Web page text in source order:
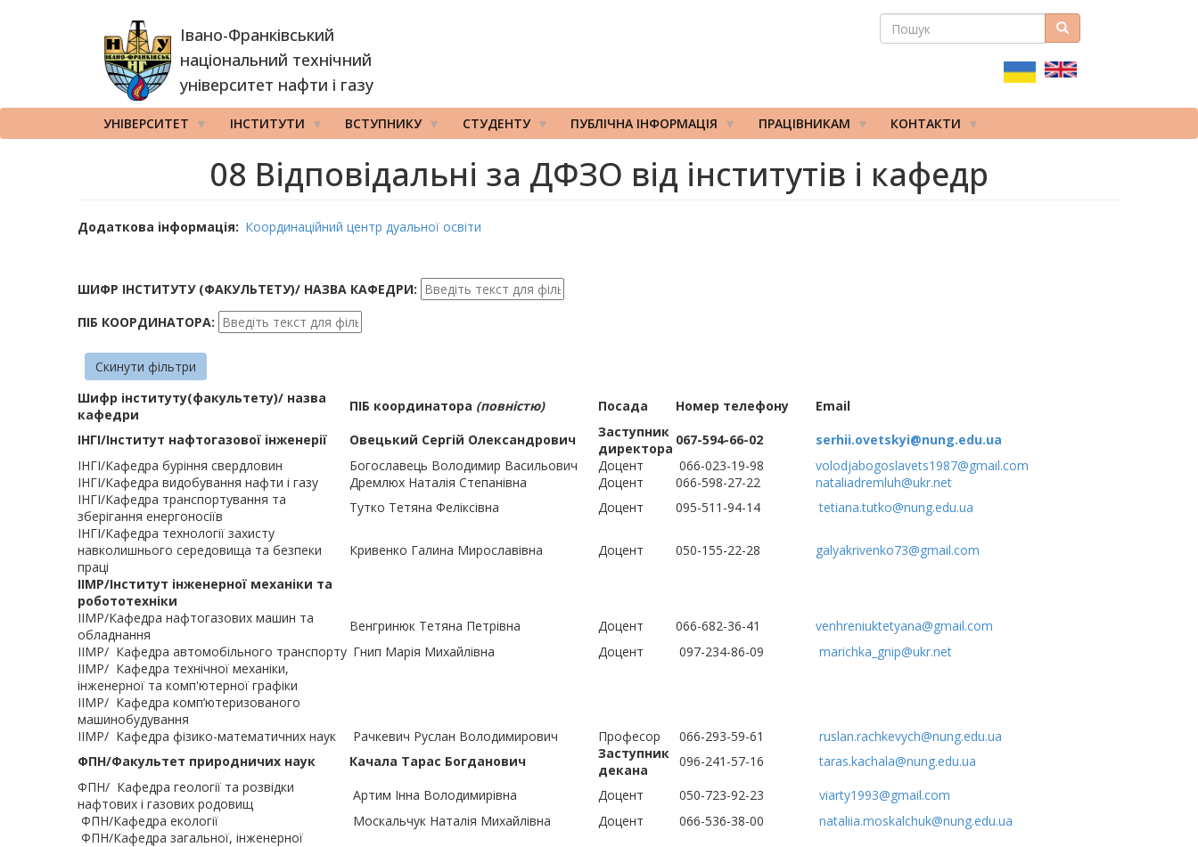
Івано-Франківський
національний технічний
університет нафти і газу
ПОШУКОВА
ПОШУК Пошук
УНІВЕРСИТЕТ ІНСТИТУТИ ВСТУПНИКУ СТУДЕНТУ ПУБЛІЧНА ІНФОРМАЦІЯ ПРАЦІВНИКАМ КОНТАКТИ
08 Відповідальні за ДФЗО від інститутів і кафедр
Додаткова інформація Координаційний центр дуальної освіти
ШИФР ІНСТИТУТУ (ФАКУЛЬТЕТУ)/ НАЗВА КАФЕДРИ:
ПІБ КООРДИНАТОРА:
Скинути фільтри
Шифр інституту(факультету)/ назва
кафедри
ПІБ координатора (повністю) Посада Номер телефону
Email
ІНГІ/Інститут нафтогазової інженерії
Овецький Сергій Олександрович
Заступник
директора
067-594-66-02
serhii.ovetskyi@nung.edu.ua
ІНГІ/Кафедра буріння свердловин
Богославець Володимир Васильович Доцент 066-023-19-98
volodjabogoslavets1987@gmail.com
ІНГІ/Кафедра видобування нафти і газу
Дремлюх Наталія Степанівна Доцент 066-598-27-22
nataliadremluh@ukr.net
ІНГІ/Кафедра транспортування та
зберігання енергоносіїв
Тутко Тетяна Феліксівна Доцент 095-511-94-14
tetiana.tutko@nung.edu.ua
ІНГІ/Кафедра технології захисту
навколишнього середовища та безпеки
праці
Кривенко Галина Мирославівна Доцент 050-155-22-28
galyakrivenko73@gmail.com
ІІМР/Інститут інженерної механіки та
робототехніки
ІІМР/Кaфедра нафтогазових машин та
обладнання
Венгринюк Тетяна Петрівна Доцент 066-682-36-41
venhreniuktetyana@gmail.com
ІІМР/ Кафедра автомобільного транспорту Гнип Марія Михайлівна Доцент 097-234-86-09
marichka_gnip@ukr.net
ІІМР/ Кафедра технічної механіки,
інженерної та комп'ютерної графіки
ІІМР/ Кафедра комп’ютеризованого
машинобудування
ІІМР/ Кафедра фізико-математичних наук Рачкевич Руслан Володимирович Професор 066-293-59-61
ruslan.rachkevych@nung.edu.ua
ФПН/Факультет природничих наук
Качала Тарас Богданович
Заступник
декана
096-241-57-16
taras.kachala@nung.edu.ua
ФПН/ Кафедра геології та розвідки
нафтових і газових родовищ
Аpтим Інна Володимиpівна Доцент 050-723-92-23
viarty1993@gmail.com
ФПН/Кафедра екології
Москальчук Наталія Михайлівна Доцент 066-536-38-00
nataliia.moskalchuk@nung.edu.ua
ФПН/Кафедра загальної, інженерної